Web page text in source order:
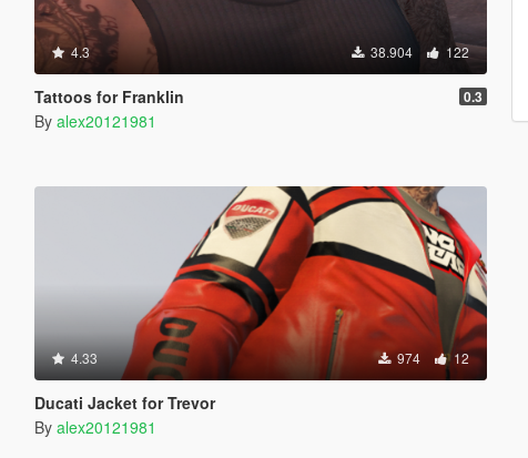
4.3 38.904 122
Tattoos for Franklin 0.3
By alex20121981
4.33 974 12
Ducati Jacket for Trevor
By alex20121981